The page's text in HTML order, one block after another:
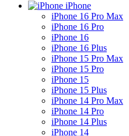
iPhone
iPhone 16 Pro Max
iPhone 16 Pro
iPhone 16
iPhone 16 Plus
iPhone 15 Pro Max
iPhone 15 Pro
iPhone 15
iPhone 15 Plus
iPhone 14 Pro Max
iPhone 14 Pro
iPhone 14 Plus
iPhone 14